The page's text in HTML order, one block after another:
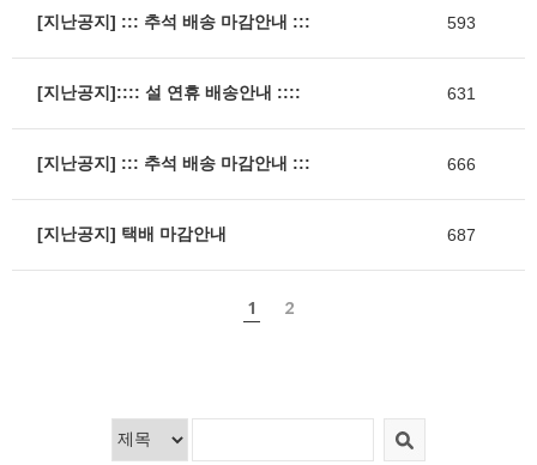
[지난공지] ::: 추석 배송 마감안내 ::: 593
[지난공지]:::: 설 연휴 배송안내 :::: 631
[지난공지] ::: 추석 배송 마감안내 ::: 666
[지난공지] 택배 마감안내 687
1 2